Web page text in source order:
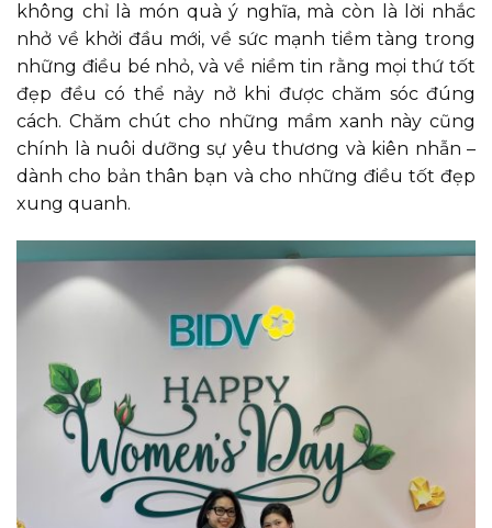
không chỉ là món quà ý nghĩa, mà còn là lời nhắc
nhở về khởi đầu mới, về sức mạnh tiềm tàng trong
những điều bé nhỏ, và về niềm tin rằng mọi thứ tốt
đẹp đều có thể nảy nở khi được chăm sóc đúng
cách. Chăm chút cho những mầm xanh này cũng
chính là nuôi dưỡng sự yêu thương và kiên nhẫn –
dành cho bản thân bạn và cho những điều tốt đẹp
xung quanh.